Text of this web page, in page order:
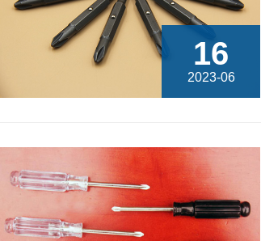
16
2023-06